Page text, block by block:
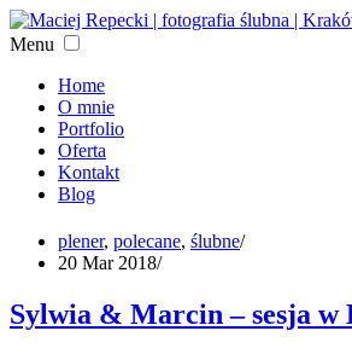
Menu
Home
O mnie
Portfolio
Oferta
Kontakt
Blog
plener, polecane, ślubne/
20 Mar 2018/
Sylwia & Marcin – sesja w